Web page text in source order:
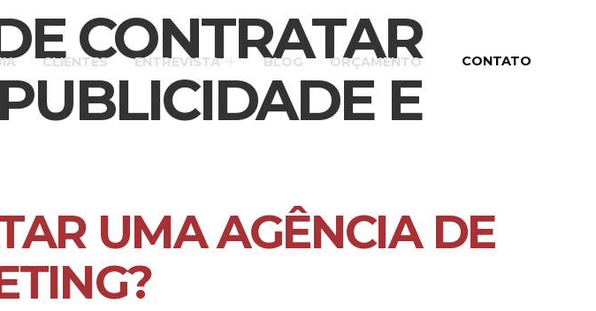
CLIENTES ENTREVISTA BLOG ORÇAMENTO CONTATO
CONTRATAR
E
UMA AGÊNCIA DE